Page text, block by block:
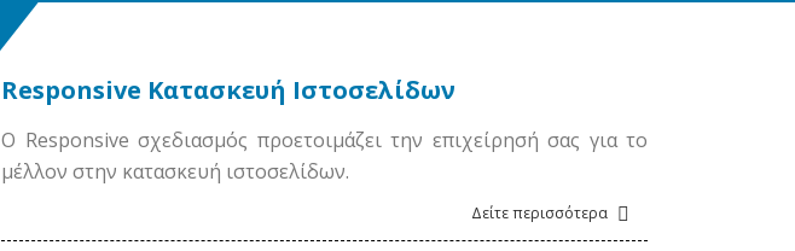
Responsive Κατασκευή Ιστοσελίδων
O Responsive σχεδιασμός προετοιμάζει την επιχείρησή σας για το
μέλλον στην κατασκευή ιστοσελίδων.
Δείτε περισσότερα